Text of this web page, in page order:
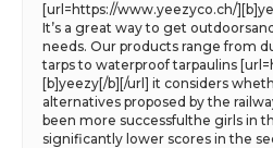
[url=https://www.yeezyco.ch/
It’s a great way to get
needs. Our products range from
tarps to waterproof tarpaulins
[b]yeezy[/b][/url] it considers
alternatives proposed by the
been more successfulthe girls in
significantly lower scores in the